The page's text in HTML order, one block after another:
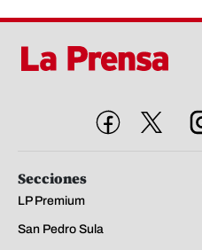
Secciones
LP Premium
San Pedro Sula